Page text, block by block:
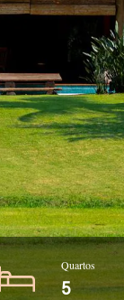
Quartos
5